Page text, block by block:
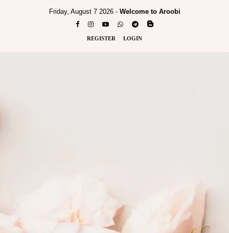
Friday, August 7 2026 - Welcome to Aroobi
REGISTER LOGIN